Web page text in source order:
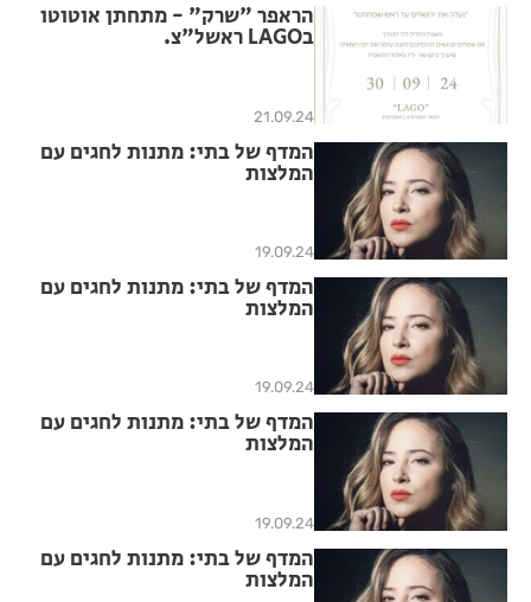
הראפר "שרק" - מתחתן אוטוטו
בLAGO ראשל"צ.
21.09.24
המדף של בתי: מתנות לחגים עם
המלצות
19.09.24
המדף של בתי: מתנות לחגים עם
המלצות
19.09.24
המדף של בתי: מתנות לחגים עם
המלצות
19.09.24
המדף של בתי: מתנות לחגים עם
המלצות